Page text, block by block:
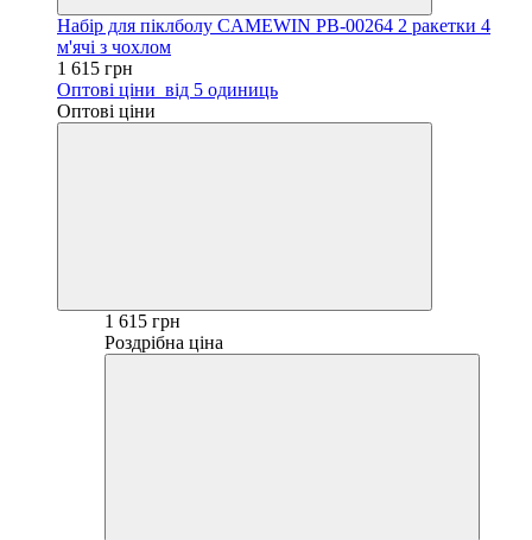
Набір для піклболу CAMEWIN PB-00264 2 ракетки 4
м'ячі з чохлом
1 615 грн
Оптові ціни від 5 одиниць
Оптові ціни
1 615 грн
Роздрібна ціна